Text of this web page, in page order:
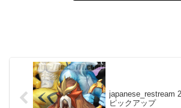
japanese_restream
ピックアップ